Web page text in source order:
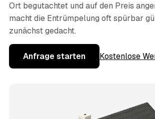
Ort begutachtet und auf den Preis
macht die Entrümpelung oft spürbar
zunächst gedacht.
Anfrage starten Kostenlose